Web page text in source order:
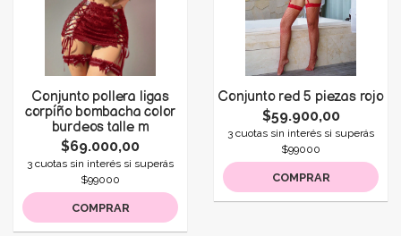
Conjunto pollera ligas
corpíño bombacha color
burdeos talle m
$69.000,00
3 cuotas sin interés si superás
$99000
COMPRAR
Conjunto red 5 piezas rojo
$59.900,00
3 cuotas sin interés si superás
$99000
COMPRAR